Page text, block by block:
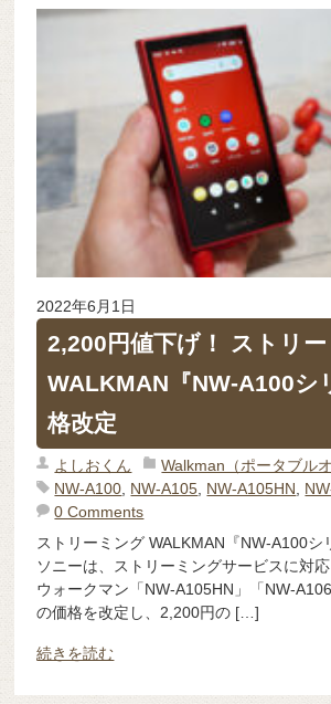
2022年6月1日
2,200円値下げ！ ストリ
WALKMAN『NW-A100シ
格改定
よしおくん
Walkman（ポータブル
NW-A100 NW-A105 NW-A105HN
0 Comments
ストリーミング WALKMAN『NW-A100シ
ソニーは、ストリーミングサービスに対
ウォークマン「NW-A105HN」「NW-
の価格を改定し、2,200円の […]
続きを読む